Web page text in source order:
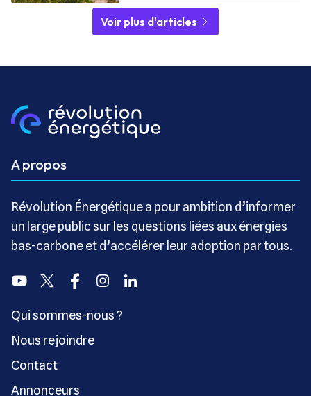
Voir plus d'articles
A propos
Révolution Énergétique a pour ambition d’informer
un large public sur les questions liées aux énergies
bas-carbone et d’accélérer leur adoption par tous.
YoutubeTwitter FacebookInstagramLinkedin
Qui sommes-nous ?
Nous rejoindre
Contact
Annonceurs